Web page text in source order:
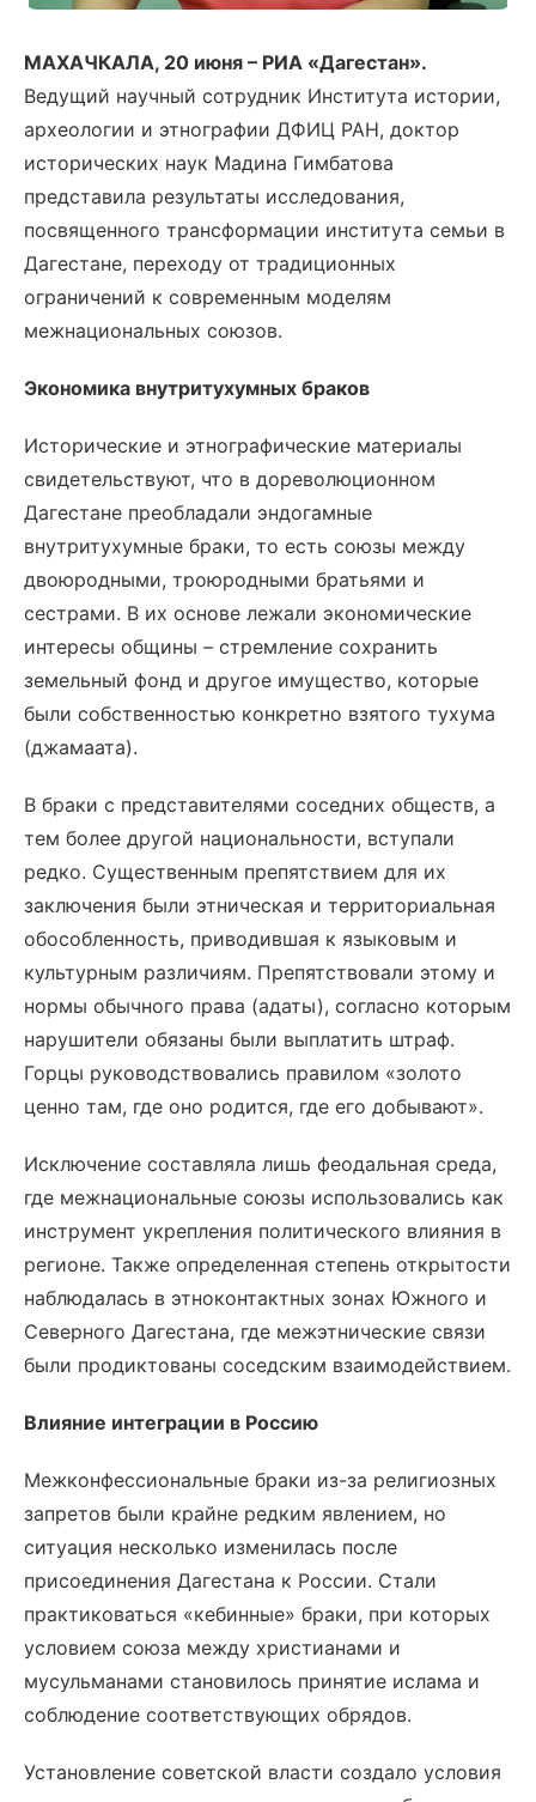
МАХАЧКАЛА, 20 июня – РИА «Дагестан».
Ведущий научный сотрудник Института истории,
археологии и этнографии ДФИЦ РАН, доктор
исторических наук Мадина Гимбатова
представила результаты исследования,
посвященного трансформации института семьи в
Дагестане, переходу от традиционных
ограничений к современным моделям
межнациональных союзов.
Экономика внутритухумных браков
Исторические и этнографические материалы
свидетельствуют, что в дореволюционном
Дагестане преобладали эндогамные
внутритухумные браки, то есть союзы между
двоюродными, троюродными братьями и
сестрами. В их основе лежали экономические
интересы общины – стремление сохранить
земельный фонд и другое имущество, которые
были собственностью конкретно взятого тухума
(джамаата).
В браки с представителями соседних обществ, а
тем более другой национальности, вступали
редко. Существенным препятствием для их
заключения были этническая и территориальная
обособленность, приводившая к языковым и
культурным различиям. Препятствовали этому и
нормы обычного права (адаты), согласно которым
нарушители обязаны были выплатить штраф.
Горцы руководствовались правилом «золото
ценно там, где оно родится, где его добывают».
Исключение составляла лишь феодальная среда,
где межнациональные союзы использовались как
инструмент укрепления политического влияния в
регионе. Также определенная степень открытости
наблюдалась в этноконтактных зонах Южного и
Северного Дагестана, где межэтнические связи
были продиктованы соседским взаимодействием.
Влияние интеграции в Россию
Межконфессиональные браки из-за религиозных
запретов были крайне редким явлением, но
ситуация несколько изменилась после
присоединения Дагестана к России. Стали
практиковаться «кебинные» браки, при которых
условием союза между христианами и
мусульманами становилось принятие ислама и
соблюдение соответствующих обрядов.
Установление советской власти создало условия